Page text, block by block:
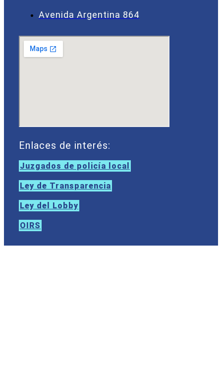
Avenida Argentina 864
Enlaces de interés:
Juzgados de policía local
Ley de Transparencia
Ley del Lobby
OIRS